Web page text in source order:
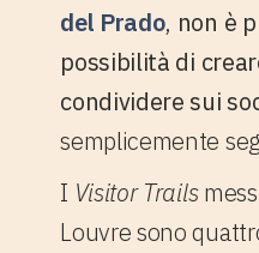
del Prado, non è
possibilità di
condividere sui
semplicemente
I Visitor Trails
Louvre sono